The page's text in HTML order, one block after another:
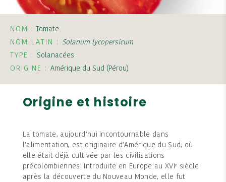
NOM : Tomate
NOM LATIN : Solanum lycopersicum
TYPE : Solanacées
ORIGINE : Amérique du Sud (Pérou)
Origine et histoire
La tomate, aujourd’hui incontournable dans
l’alimentation, est originaire d’Amérique du Sud, où
elle était déjà cultivée par les civilisations
précolombiennes. Introduite en Europe au XVIᵉ siècle
après la découverte du Nouveau Monde, elle fut